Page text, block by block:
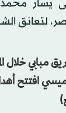
يسار
لتعانق
مبابي خلال
أهداف